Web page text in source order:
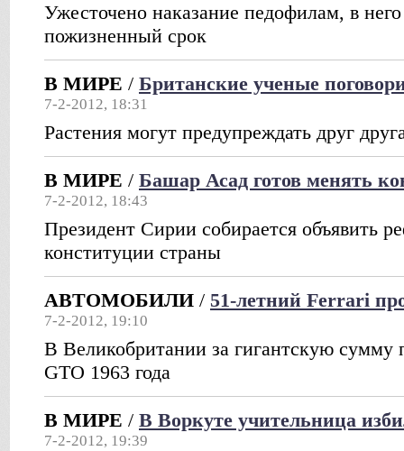
Ужесточено наказание педофилам, в
пожизненный срок
В МИРЕ / Британские ученые
7-2-2012, 18:31
Растения могут предупреждать друг
В МИРЕ / Башар Асад готов менять
7-2-2012, 18:43
Президент Сирии собирается объявить
конституции страны
АВТОМОБИЛИ / 51-летний Ferrari
7-2-2012, 19:10
В Великобритании за гигантскую сумму
GTO 1963 года
В МИРЕ / В Воркуте учительница
7-2-2012, 19:39